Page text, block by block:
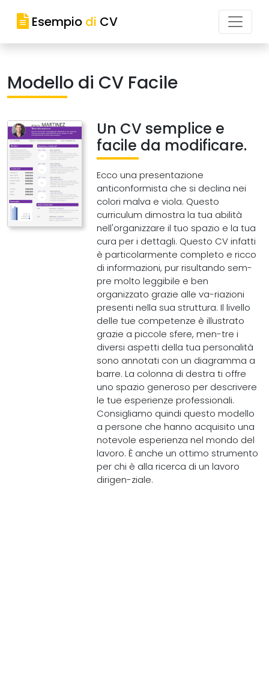
Esempio di CV
Modello di CV Facile
Un CV semplice e
facile da modificare.
Ecco una presentazione
anticonformista che si declina nei
colori malva e viola. Questo
curriculum dimostra la tua abilità
nell'organizzare il tuo spazio e la tua
cura per i dettagli. Questo CV infatti
è particolarmente completo e ricco
di informazioni, pur risultando sem-
pre molto leggibile e ben
organizzato grazie alle va-riazioni
presenti nella sua struttura. Il livello
delle tue competenze è illustrato
grazie a piccole sfere, men-tre i
diversi aspetti della tua personalità
sono annotati con un diagramma a
barre. La colonna di destra ti offre
uno spazio generoso per descrivere
le tue esperienze professionali.
Consigliamo quindi questo modello
a persone che hanno acquisito una
notevole esperienza nel mondo del
lavoro. È anche un ottimo strumento
per chi è alla ricerca di un lavoro
dirigen-ziale.